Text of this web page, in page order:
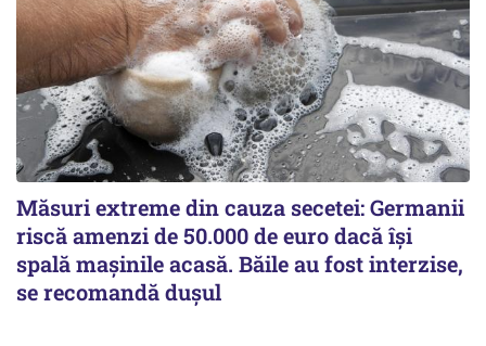
Măsuri extreme din cauza secetei: Germanii
riscă amenzi de 50.000 de euro dacă își
spală mașinile acasă. Băile au fost interzise,
se recomandă dușul